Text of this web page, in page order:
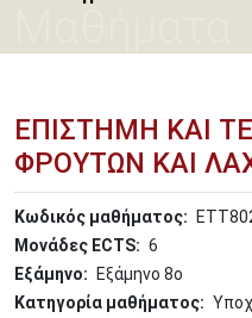
ΕΠΙΣΤΗΜΗ ΚΑΙ
ΦΡΟΥΤΩΝ ΚΑΙ
Κωδικός μαθήματος
Μονάδες ECTS
6
Εξάμηνο
Εξάμηνο 8o
Κατηγορία μαθήματος